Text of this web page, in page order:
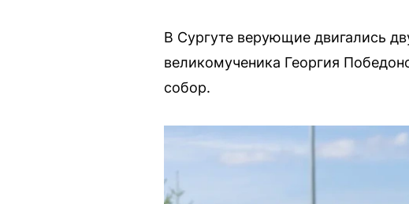
В Сургуте верующие двигались
великомученика Георгия
собор.